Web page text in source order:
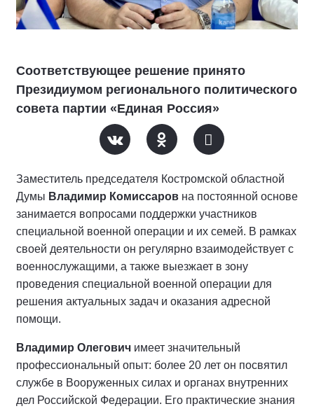
Соответствующее решение принято
Президиумом регионального политического
совета партии «Единая Россия»
Заместитель председателя Костромской областной
Думы Владимир Комиссаров на постоянной основе
занимается вопросами поддержки участников
специальной военной операции и их семей. В рамках
своей деятельности он регулярно взаимодействует с
военнослужащими, а также выезжает в зону
проведения специальной военной операции для
решения актуальных задач и оказания адресной
помощи.
Владимир Олегович имеет значительный
профессиональный опыт: более 20 лет он посвятил
службе в Вооруженных силах и органах внутренних
дел Российской Федерации. Его практические знания